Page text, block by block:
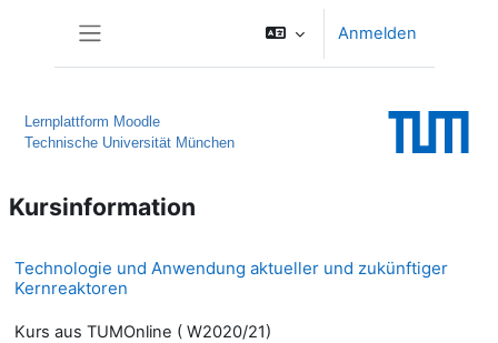
Anmelden
Lernplattform Moodle
Technische Universität München
Kursinformation
Technologie und Anwendung aktueller und zukünftiger
Kernreaktoren
Kurs aus TUMOnline ( W2020/21)